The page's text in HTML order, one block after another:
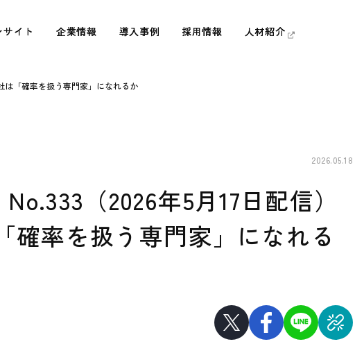
サイト
サイト 企業情報
企業情報 導入事例
導入事例 採用情報
採用情報 人材紹介
人材紹介
は「確率を扱う専門家」になれるか
2026.05.18
（2026年5月17日配信）
確率を扱う専門家」になれる